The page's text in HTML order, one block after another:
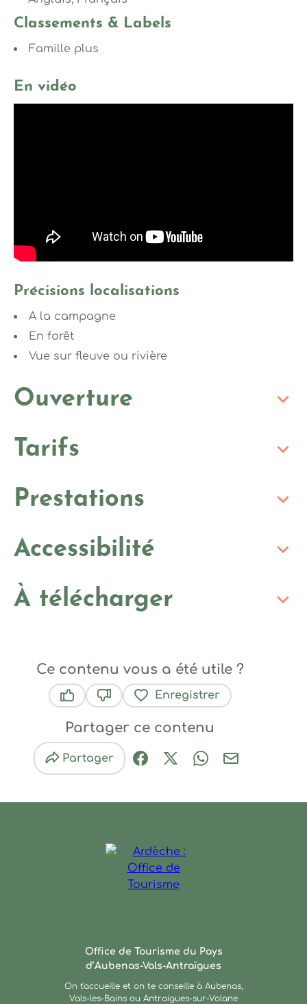
Classements & Labels
Famille plus
En vidéo
Précisions localisations
A la campagne
En forêt
Vue sur fleuve ou rivière
Ouverture
Tarifs
Prestations
Accessibilité
À télécharger
Ce contenu vous a été utile ?
Enregistrer
Partager ce contenu
Partager
Partager sur Facebook
Partager sur X / Twitter
Partager sur
Partager par
Office de Tourisme du Pays
d’Aubenas-Vals-Antraïgues
On t'accueille et on te conseille à Aubenas,
Vals-les-Bains ou Antraigues-sur-Volane